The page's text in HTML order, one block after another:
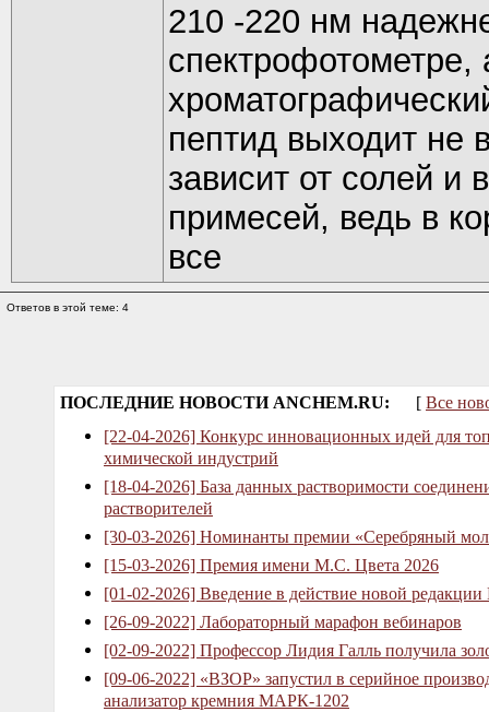
210 -220 нм
пептид выходит не
зависит от солей
примесей, ведь в
все
Ответов в этой теме: 4
ПОСЛЕДНИЕ НОВОСТИ ANCHEM.RU: [ Все
[22-04-2026] Конкурс инновационных идей для
химической индустрий
[18-04-2026] База данных растворимости
растворителей
[30-03-2026] Номинанты премии «Серебряный
[15-03-2026] Премия имени М.С. Цвета 2026
[01-02-2026] Введение в действие новой
[26-09-2022] Лабораторный марафон вебинаров
[02-09-2022] Профессор Лидия Галль получила
[09-06-2022] «ВЗОР» запустил в серийное
анализатор кремния МАРК-1202